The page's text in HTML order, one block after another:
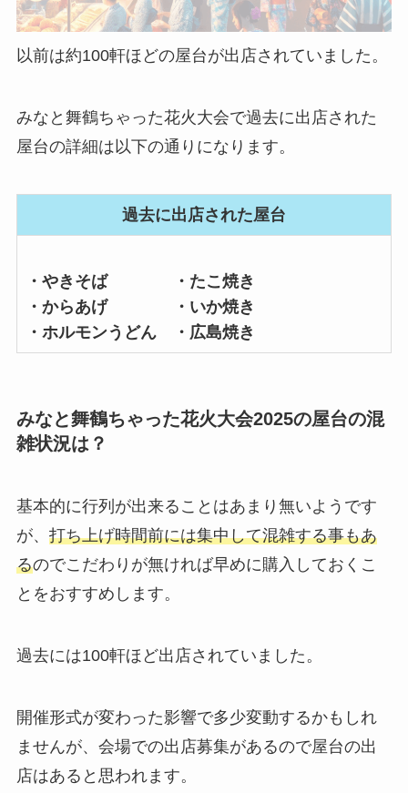
以前は約100軒ほどの屋台が出店されていました。
みなと舞鶴ちゃった花火大会で過去に出店された
屋台の詳細は以下の通りになります。
過去に出店された屋台
・やきそば ・たこ焼き
・からあげ ・いか焼き
・ホルモンうどん ・広島焼き
みなと舞鶴ちゃった花火大会2025の屋台の混
雑状況は？
基本的に行列が出来ることはあまり無いようです
が、 打ち上げ時間前には集中して混雑する事もあ
るのでこだわりが無ければ早めに購入しておくこ
とをおすすめします。
過去には100軒ほど出店されていました。
開催形式が変わった影響で多少変動するかもしれ
ませんが、会場での出店募集があるので屋台の出
店はあると思われます。